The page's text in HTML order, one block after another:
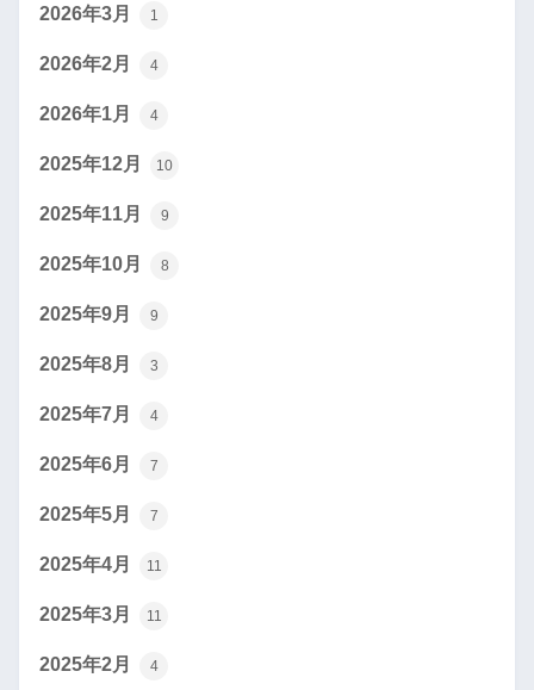
2026年3月 1
2026年2月 4
2026年1月 4
2025年12月 10
2025年11月 9
2025年10月 8
2025年9月 9
2025年8月 3
2025年7月 4
2025年6月 7
2025年5月 7
2025年4月 11
2025年3月 11
2025年2月 4